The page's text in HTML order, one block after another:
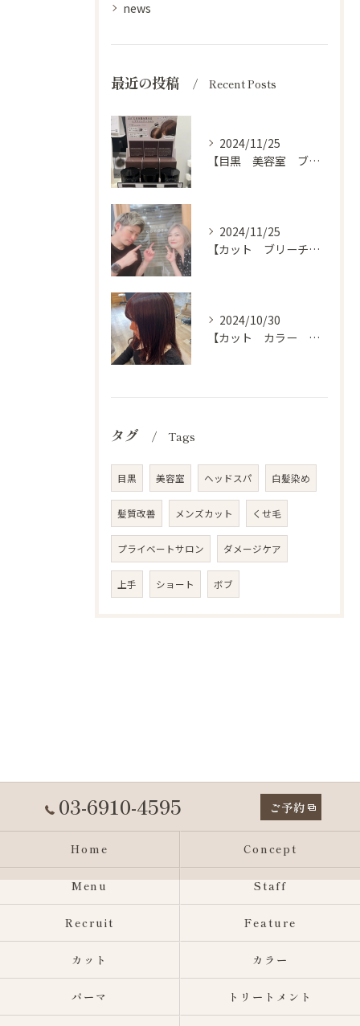
news
最近の投稿 Recent Posts
2024/11/25
【目黒 美容室 ブログ】
2024/11/25
【カット ブリーチ カラー トリートメント 目黒 美容室】
2024/10/30
【カット カラー トリートメント 目黒 美容室 スタイル】
タグ Tags
目黒 美容室 ヘッドスパ 白髪染め
髪質改善 メンズカット くせ毛
プライベートサロン ダメージケア
上手 ショート ボブ
03-6910-4595 ご予約
Home Concept
Menu Staff
Recruit Feature
カット カラー
パーマ トリートメント